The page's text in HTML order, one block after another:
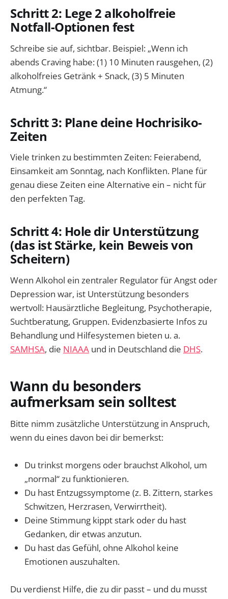
Schritt 2: Lege 2 alkoholfreie
Notfall-Optionen fest
Schreibe sie auf, sichtbar. Beispiel: „Wenn ich
abends Craving habe: (1) 10 Minuten rausgehen, (2)
alkoholfreies Getränk + Snack, (3) 5 Minuten
Atmung.“
Schritt 3: Plane deine Hochrisiko-
Zeiten
Viele trinken zu bestimmten Zeiten: Feierabend,
Einsamkeit am Sonntag, nach Konflikten. Plane für
genau diese Zeiten eine Alternative ein – nicht für
den perfekten Tag.
Schritt 4: Hole dir Unterstützung
(das ist Stärke, kein Beweis von
Scheitern)
Wenn Alkohol ein zentraler Regulator für Angst oder
Depression war, ist Unterstützung besonders
wertvoll: Hausärztliche Begleitung, Psychotherapie,
Suchtberatung, Gruppen. Evidenzbasierte Infos zu
Behandlung und Hilfesystemen bieten u. a.
SAMHSA, die NIAAA und in Deutschland die DHS.
Wann du besonders
aufmerksam sein solltest
Bitte nimm zusätzliche Unterstützung in Anspruch,
wenn du eines davon bei dir bemerkst:
Du trinkst morgens oder brauchst Alkohol, um
„normal“ zu funktionieren.
Du hast Entzugssymptome (z. B. Zittern, starkes
Schwitzen, Herzrasen, Verwirrtheit).
Deine Stimmung kippt stark oder du hast
Gedanken, dir etwas anzutun.
Du hast das Gefühl, ohne Alkohol keine
Emotionen auszuhalten.
Du verdienst Hilfe, die zu dir passt – und du musst